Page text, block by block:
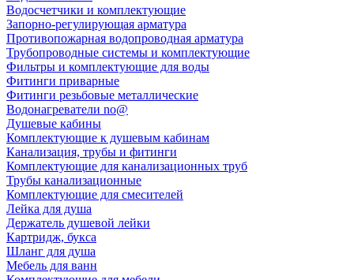
Водосчетчики и комплектующие
Запорно-регулирующая арматура
Противопожарная водопроводная арматура
Трубопроводные системы и комплектующие
Фильтры и комплектующие для воды
Фитинги приварные
Фитинги резьбовые металлические
Водонагреватели no@
Душевые кабины
Комплектующие к душевым кабинам
Канализация, трубы и фитинги
Комплектующие для канализационных труб
Трубы канализационные
Комплектующие для смесителей
Лейка для душа
Держатель душевой лейки
Картридж, букса
Шланг для душа
Мебель для ванн